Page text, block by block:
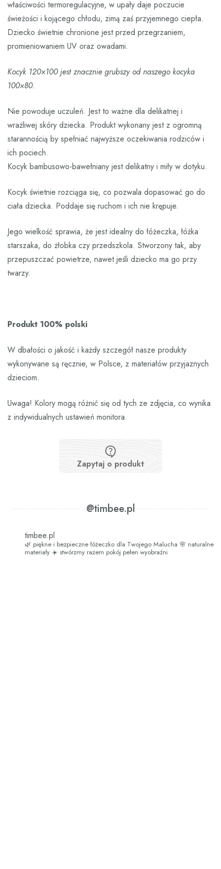
właściwości termoregulacyjne, w upały daje poczucie
świeżości i kojącego chłodu, zimą zaś przyjemnego ciepła.
Dziecko świetnie chronione jest przed przegrzaniem,
promieniowaniem UV oraz owadami.
Kocyk 120×100 jest znacznie grubszy od naszego kocyka
100×80.
Nie powoduje uczuleń. Jest to ważne dla delikatnej i
wrażliwej skóry dziecka. Produkt wykonany jest z ogromną
starannością by spełniać najwyższe oczekiwania rodziców i
ich pociech.
Kocyk bambusowo-bawełniany jest delikatny i miły w dotyku.
Kocyk świetnie rozciąga się, co pozwala dopasować go do
ciała dziecka. Poddaje się ruchom i ich nie krępuje.
Jego wielkość sprawia, że jest idealny do łóżeczka, łóżka
starszaka, do żłobka czy przedszkola. Stworzony tak, aby
przepuszczać powietrze, nawet jeśli dziecko ma go przy
twarzy.
Produkt 100% polski
W dbałości o jakość i każdy szczegół nasze produkty
wykonywane są ręcznie, w Polsce, z materiałów przyjaznych
dzieciom.
Uwaga! Kolory mogą różnić się od tych ze zdjęcia, co wynika
z indywidualnych ustawień monitora.
Zapytaj o produkt
@timbee.pl
timbee.pl
🌿 piękne i bezpieczne łóżeczko dla Twojego Malucha 🌸 naturalne
materiały ☀️ stwórzmy razem pokój pełen wyobraźni